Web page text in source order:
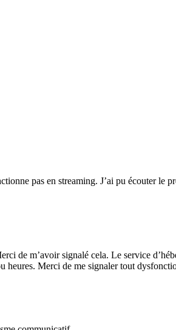
pas en streaming. J’ai pu écouter le
de m’avoir signalé cela. Le service
heures. Merci de me signaler tout